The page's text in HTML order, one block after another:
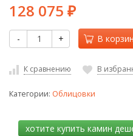
128 075 ₽
- + В
К сравнению В
Категории: Облицовки